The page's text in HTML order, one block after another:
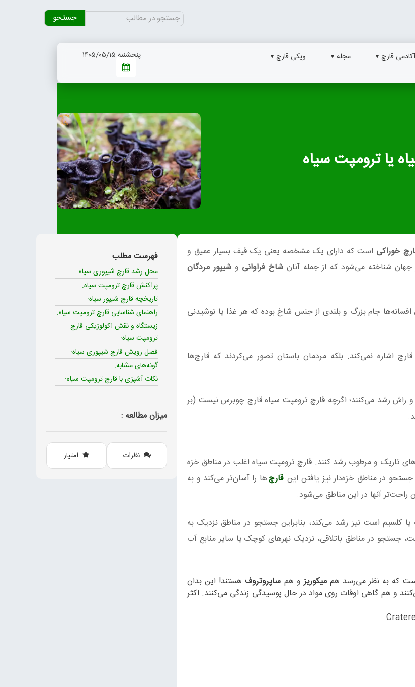
جستجو
برای:
آکادمی قارچ مجله ویکی قارچ پنجشنبه ۱۴۰۵/۰۵/۱۵
یا ترومپت سیاه
خوراکی است که دارای یک مشخصه یعنی یک قیف بسیار عمیق و
شناخته می‌شود که از جمله آنان شاخ فراوانی وشیپور مردگان
جام بزرگ و بلندی از جنس شاخ بوده که هر غذا یا نوشیدنی
اشاره نمی‌کند. بلکه مردمان باستان تصور می‌کردند که قارچ‌ها
و راش رشد می‌کنند؛ اگرچه قارچ ترومپت سیاه قارچ چوبرس نیست (بر
تاریک و مرطوب رشد کنند. قارچ ترومپت سیاه اغلب در مناطق خزه‌
در مناطق خزه‌دار نیز یافتن این قارچ‌‌ها را آسان‌تر می‌کند و به
راحت‌تر آنها در این مناطق می‌شود.
است نیز رشد می‌کند، بنابراین جستجو در مناطق نزدیک به
در مناطق باتلاقی، نزدیک نهرهای کوچک یا سایر منابع آب
که به نظر می‌رسد هممیکوریزو هم ساپروتروفهستند! این بدان
و هم گاهی اوقات روی مواد در حال پوسیدگی زندگی می‌کنند. اکثر
فهرست مطلب
محل رشد قارچ شیپوری سیاه
پراکنش قارچ ترومپت سیاه:
تاریخچه قارچ شیپور سیاه:
راهنمای شناسایی قارچ ترومپت سیاه:
زیستگاه و نقش اکولوژیکی قارچ
ترومپت سیاه:
فصل رویش قارچ شیپوری سیاه:
گونه‌های مشابه:
نکات آشپزی با قارچ ترومپت سیاه:
میزان مطالعه :
نظرات امتیاز